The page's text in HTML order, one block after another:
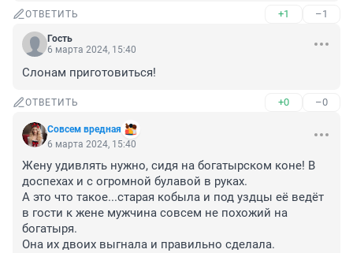
ОТВЕТИТЬ +1 –1
Гость
6 марта 2024, 15:40
Слонам приготовиться!
ОТВЕТИТЬ +0 –0
Совсем вредная
6 марта 2024, 15:40
Жену удивлять нужно, сидя на богатырском коне! В
доспехах и с огромной булавой в руках.
А это что такое...старая кобыла и под уздцы её ведёт
в гости к жене мужчина совсем не похожий на
богатыря.
Она их двоих выгнала и правильно сделала.